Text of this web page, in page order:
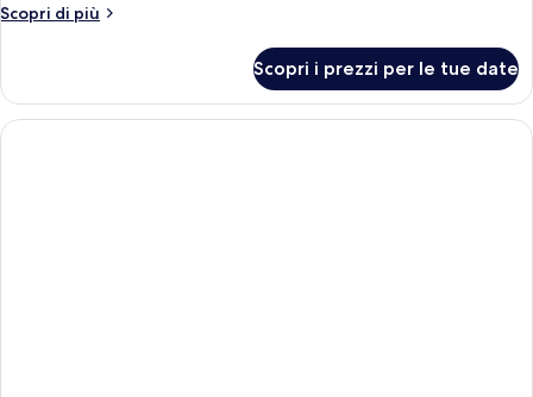
Scopri di più
Altri
Standard
Scopri i prezzi per le tue date